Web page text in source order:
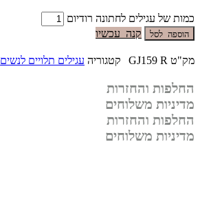
כמות של עגילים לחתונה רודיום
הוספה לסל קנה עכשיו
מק"ט GJ159 R קטגוריה עגילים תלויים לנשים
החלפות והחזרות
מדיניות משלוחים
החלפות והחזרות
מדיניות משלוחים